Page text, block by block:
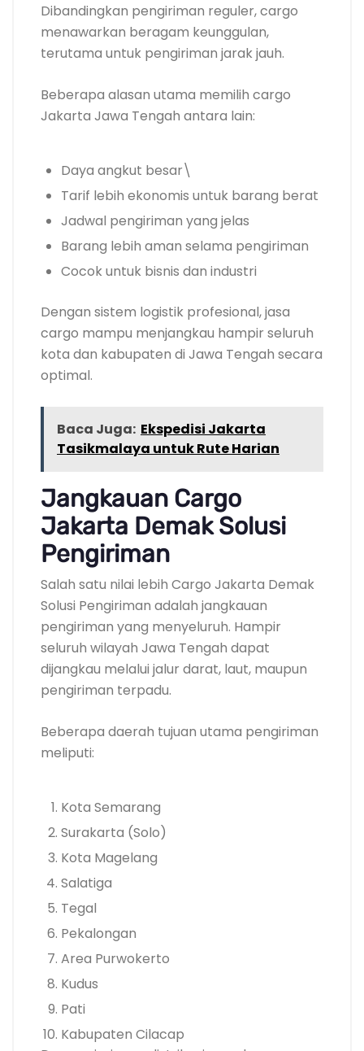
Dibandingkan pengiriman reguler, cargo
menawarkan beragam keunggulan,
terutama untuk pengiriman jarak jauh.
Beberapa alasan utama memilih cargo
Jakarta Jawa Tengah antara lain:
Daya angkut besar\
Tarif lebih ekonomis untuk barang berat
Jadwal pengiriman yang jelas
Barang lebih aman selama pengiriman
Cocok untuk bisnis dan industri
Dengan sistem logistik profesional, jasa
cargo mampu menjangkau hampir seluruh
kota dan kabupaten di Jawa Tengah secara
optimal.
Baca Juga: Ekspedisi Jakarta
Tasikmalaya untuk Rute Harian
Jangkauan Cargo
Jakarta Demak Solusi
Pengiriman
Salah satu nilai lebih Cargo Jakarta Demak
Solusi Pengiriman adalah jangkauan
pengiriman yang menyeluruh. Hampir
seluruh wilayah Jawa Tengah dapat
dijangkau melalui jalur darat, laut, maupun
pengiriman terpadu.
Beberapa daerah tujuan utama pengiriman
meliputi:
Kota Semarang
Surakarta (Solo)
Kota Magelang
Salatiga
Tegal
Pekalongan
Area Purwokerto
Kudus
Pati
Kabupaten Cilacap